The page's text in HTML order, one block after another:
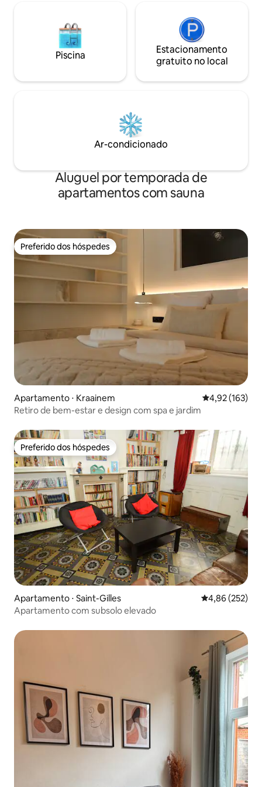
Piscina
Estacionamento
gratuito no local
Ar-condicionado
Aluguel por temporada de
apartamentos com sauna
Preferido dos hóspedes
Preferido dos hóspedes
Apartamento ⋅ Kraainem 4,92 de uma
4,92 (163)
Retiro de bem-estar e design com spa e jardim
Preferido dos hóspedes
Preferido dos hóspedes
Apartamento ⋅ Saint-Gilles 4,86 de uma
4,86 (252)
Apartamento com subsolo elevado